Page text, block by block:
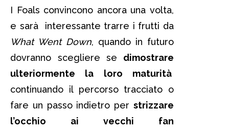
I Foals convincono ancora una volta,
e sarà interessante trarre i frutti da
What Went Down, quando in futuro
dovranno scegliere se dimostrare
ulteriormente la loro maturità
continuando il percorso tracciato o
fare un passo indietro per strizzare
l’occhio ai vecchi fan